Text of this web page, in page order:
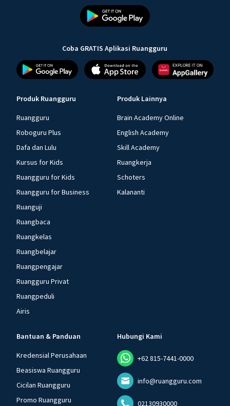
Coba GRATIS Aplikasi Ruangguru
Produk Ruangguru
Ruangguru
Roboguru Plus
Dafa dan Lulu
Kursus for Kids
Ruangguru for Kids
Ruangguru for Business
Ruanguji
Ruangbaca
Ruangkelas
Ruangbelajar
Ruangpengajar
Ruangguru Privat
Ruangpeduli
Airis
Produk Lainnya
Brain Academy Online
English Academy
Skill Academy
Ruangkerja
Schoters
Kalananti
Bantuan & Panduan
Kredensial Perusahaan
Beasiswa Ruangguru
Cicilan Ruangguru
Promo Ruangguru
Hubungi Kami
+62 815-7441-0000
info@ruangguru.com
02130930000